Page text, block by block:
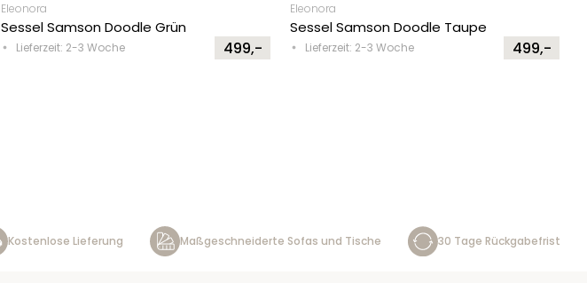
Eleonora
Sessel Samson Doodle Grün
Lieferzeit: 2-3 Woche 499,-
Eleonora
Sessel Samson Doodle Taupe
Lieferzeit: 2-3 Woche 499,-
Kostenlose Lieferung Maßgeschneiderte Sofas und Tische 30 Tage Rückgabefrist